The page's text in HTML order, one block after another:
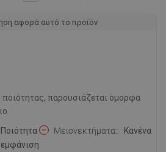
αφορά αυτό το προϊόν
παρουσιάζεται όμορφα
Ποιότητα
εμφάνιση
Μειονεκτήματα: Κανένα